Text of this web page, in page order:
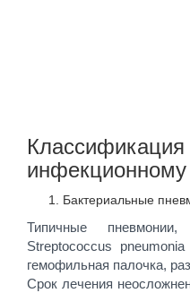
Классификация
инфекционному
Бактериальные
Типичные пневмонии,
Streptococcus
гемофильная палочка,
Срок лечения